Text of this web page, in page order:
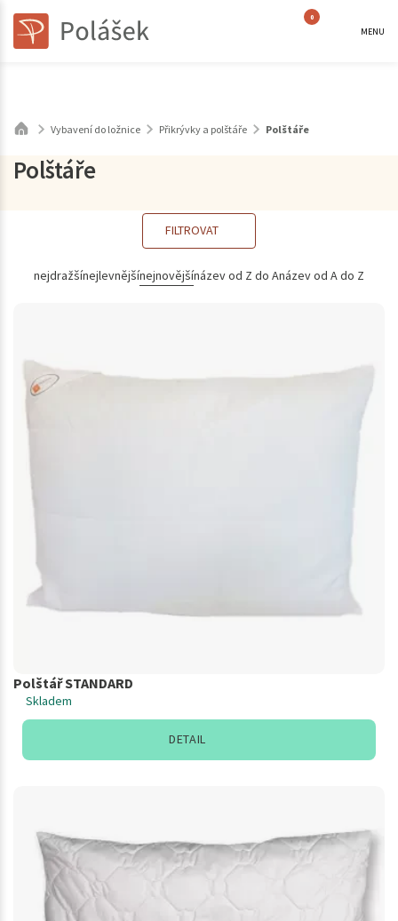
0
MENU
Vybavení do ložnice Přikrývky a polštáře Polštáře
Polštáře
FILTROVAT
nejdražšínejlevnějšínejnovějšínázev od Z do Anázev od A do Z
Polštář STANDARD
Skladem
DETAIL